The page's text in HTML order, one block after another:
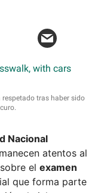
tras haber sido
Nacional
atentos al
el examen
que forma parte